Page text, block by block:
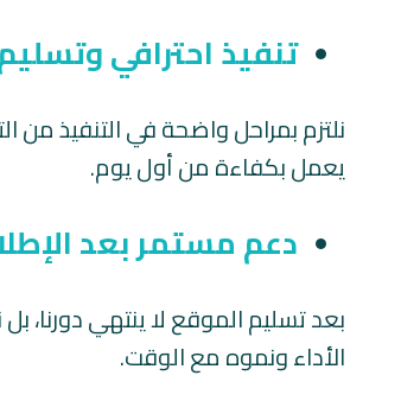
تنفيذ احترافي
نلتزم بمراحل واضحة في التنفيذ
يعمل بكفاءة من أول يوم.
دعم مستمر بعد
بعد تسليم الموقع لا ينتهي دورنا،
الأداء ونموه مع الوقت.